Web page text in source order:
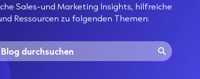
Sales-und Marketing Insights, hilfreiche
Ressourcen zu folgenden Themen: